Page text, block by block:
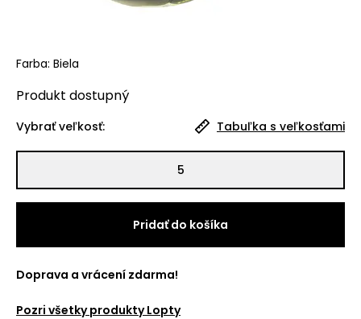
Farba: Biela
Produkt dostupný
Vybrať veľkosť: Tabuľka s veľkosťami
5
Pridať do košíka
Doprava a vrácení zdarma!
Pozri všetky produkty Lopty